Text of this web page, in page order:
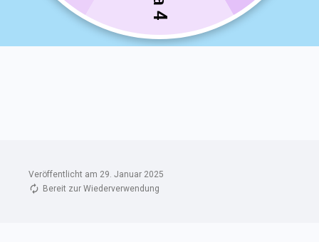
Veröffentlicht am 29. Januar 2025
Bereit zur Wiederverwendung